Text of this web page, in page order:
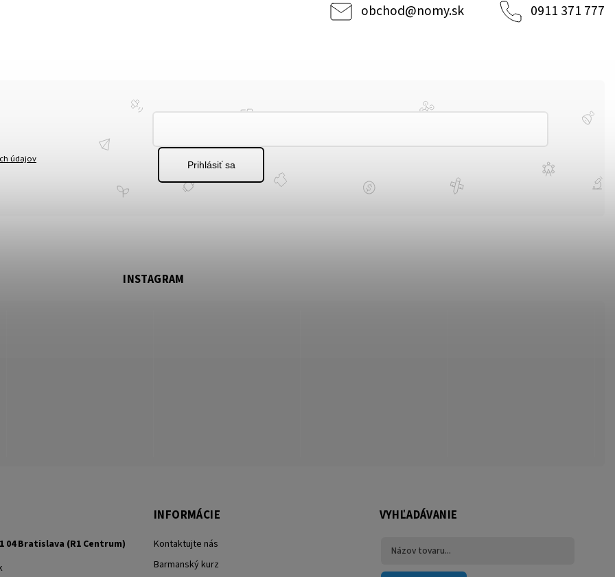
obchod@nomy.sk 0911 371 777
04 Bratislava (R1 Centrum)
INFORMÁCIE
Kontaktujte nás
Barmanský kurz
údajov
Prihlásiť sa
VYHĽADÁVANIE
INSTAGRAM